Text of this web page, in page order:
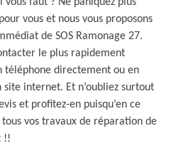
vous et nous vous proposons
de SOS Ramonage 27.
le plus rapidement
téléphone directement ou en
internet. Et n’oubliez surtout
et profitez-en puisqu’en ce
vos travaux de réparation de
!!